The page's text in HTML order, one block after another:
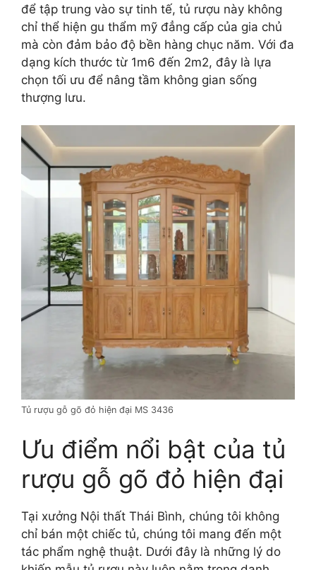
để tập trung vào sự tinh tế, tủ rượu này không
chỉ thể hiện gu thẩm mỹ đẳng cấp của gia chủ
mà còn đảm bảo độ bền hàng chục năm. Với đa
dạng kích thước từ 1m6 đến 2m2, đây là lựa
chọn tối ưu để nâng tầm không gian sống
thượng lưu.
Tủ rượu gỗ gõ đỏ hiện đại MS 3436
Ưu điểm nổi bật của tủ
rượu gỗ gõ đỏ hiện đại
Tại xưởng Nội thất Thái Bình, chúng tôi không
chỉ bán một chiếc tủ, chúng tôi mang đến một
tác phẩm nghệ thuật. Dưới đây là những lý do